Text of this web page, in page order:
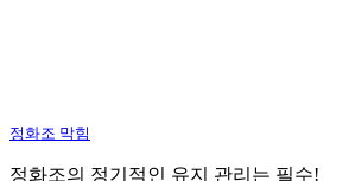
정화조 막힘
정화조의 정기적인 유지 관리는 필수!